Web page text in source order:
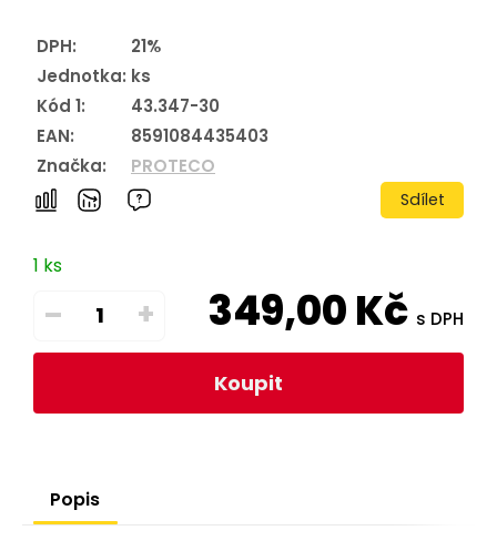
DPH:
21%
Jednotka: ks
Kód 1:
43.347-30
EAN:
8591084435403
Značka:
PROTECO
Sdílet
1 ks
– + 349,00Kč s DPH
Koupit
Popis